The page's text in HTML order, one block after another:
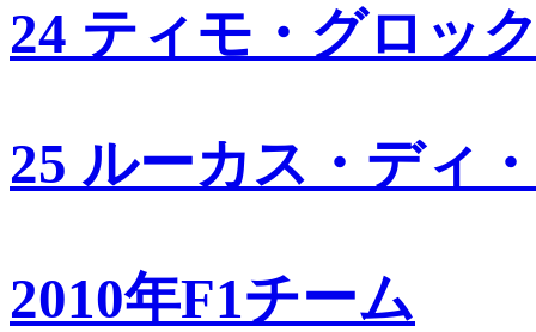
24 ティモ・グロッ
25 ルーカス・ディ
2010年F1チーム